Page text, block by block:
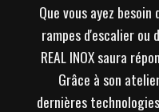
Que vous ayez
rampes d'escalier
REAL INOX saura
Grâce à son
dernières